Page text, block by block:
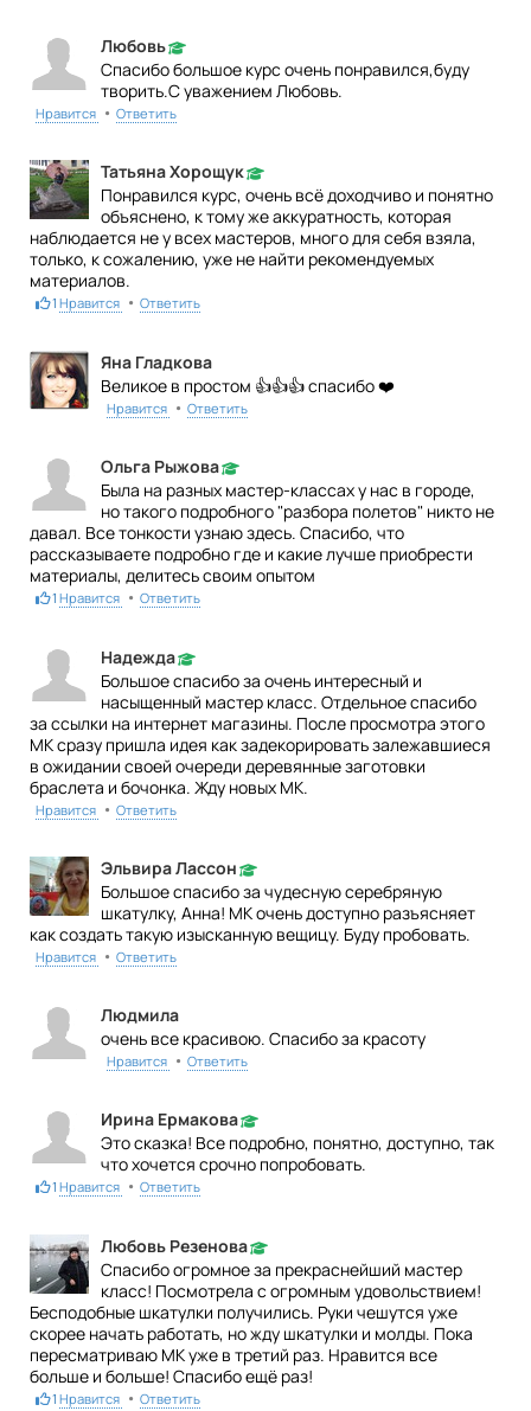
Любовь
Спасибо большое курс очень понравился,буду
творить.С уважением Любовь.
Нравится • Ответить
Татьяна Хорощук
Понравился курс, очень всё доходчиво и понятно
объяснено, к тому же аккуратность, которая
наблюдается не у всех мастеров, много для себя взяла,
только, к сожалению, уже не найти рекомендуемых
материалов.
1 Нравится • Ответить
Яна Гладкова
Великое в простом 👍👍👍 спасибо ❤️
Нравится • Ответить
Ольга Рыжова
Была на разных мастер-классах у нас в городе,
но такого подробного "разбора полетов" никто не
давал. Все тонкости узнаю здесь. Спасибо, что
рассказываете подробно где и какие лучше приобрести
материалы, делитесь своим опытом
1 Нравится • Ответить
Надежда
Большое спасибо за очень интересный и
насыщенный мастер класс. Отдельное спасибо
за ссылки на интернет магазины. После просмотра этого
МК сразу пришла идея как задекорировать залежавшиеся
в ожидании своей очереди деревянные заготовки
браслета и бочонка. Жду новых МК.
Нравится • Ответить
Эльвира Лассон
Большое спасибо за чудесную серебряную
шкатулку, Анна! МК очень доступно разъясняет
как создать такую изысканную вещицу. Буду пробовать.
Нравится • Ответить
Людмила
очень все красивою. Спасибо за красоту
Нравится • Ответить
Ирина Ермакова
Это сказка! Все подробно, понятно, доступно, так
что хочется срочно попробовать.
1 Нравится • Ответить
Любовь Резенова
Спасибо огромное за прекраснейший мастер
класс! Посмотрела с огромным удовольствием!
Бесподобные шкатулки получились. Руки чешутся уже
скорее начать работать, но жду шкатулки и молды. Пока
пересматриваю МК уже в третий раз. Нравится все
больше и больше! Спасибо ещё раз!
1 Нравится • Ответить